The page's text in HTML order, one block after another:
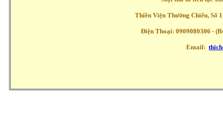
Thiền Viện Thường Chiếu, Số
Điện Thoại: 0909080306 -
Email: